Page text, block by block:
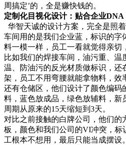
周搞定’的，全是赚快钱的。
定制化目视化设计：贴合企业
华智天诚的设计方案，完全是照
车间用的是我们企业蓝，标识的字
料一模一样，员工一看就觉得亲切
比如我们的焊接车间，油污重、温
温、防油污的反光材质做标识，还
架，员工不用弯腰就能拿物料，效
还有仓储区，他们设计了颜色编码
料，蓝色放成品，绿色放辅料，新
周期从原来的15天缩短到3天。
对比之前接触的白牌公司，他们的
板，颜色和我们公司的VI冲突，标
工根本不想用，最后只能当成摆设。